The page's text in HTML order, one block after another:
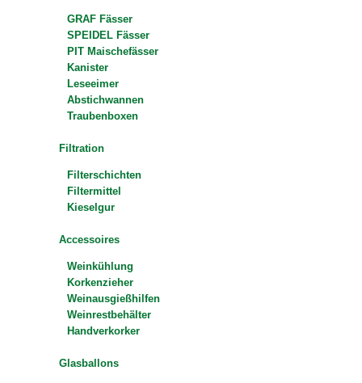
GRAF Fässer
SPEIDEL Fässer
PIT Maischefässer
Kanister
Leseeimer
Abstichwannen
Traubenboxen
Filtration
Filterschichten
Filtermittel
Kieselgur
Accessoires
Weinkühlung
Korkenzieher
Weinausgießhilfen
Weinrestbehälter
Handverkorker
Glasballons